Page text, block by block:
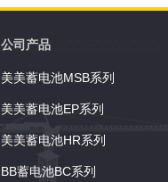
向使用（倒置使用除
术用于高效的气体复
公司产品
美美蓄电池MSB系列
美美蓄电池EP系列
美美蓄电池HR系列
BB蓄电池BC系列